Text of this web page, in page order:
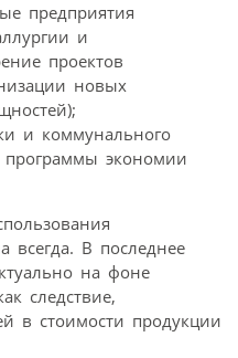
предприятия
и
проектов
новых
и коммунального
программы экономии
всегда. В последнее
на фоне
следствие,
в стоимости продукции